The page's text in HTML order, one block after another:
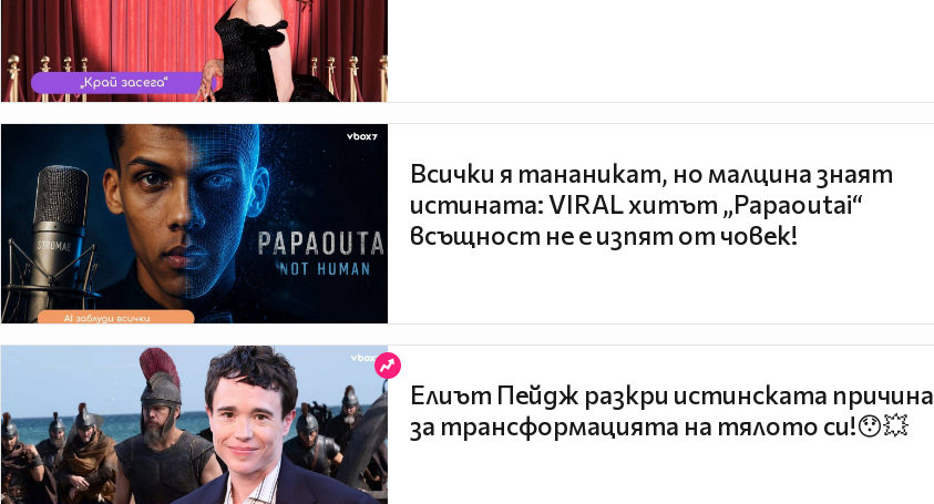
Всички я тананикат, но малцина знаят
истината: VIRAL хитът „Papaoutai“
всъщност не е изпят от човек!
Елиът Пейдж разкри истинската причина
за трансформацията на тялото си!😯💥